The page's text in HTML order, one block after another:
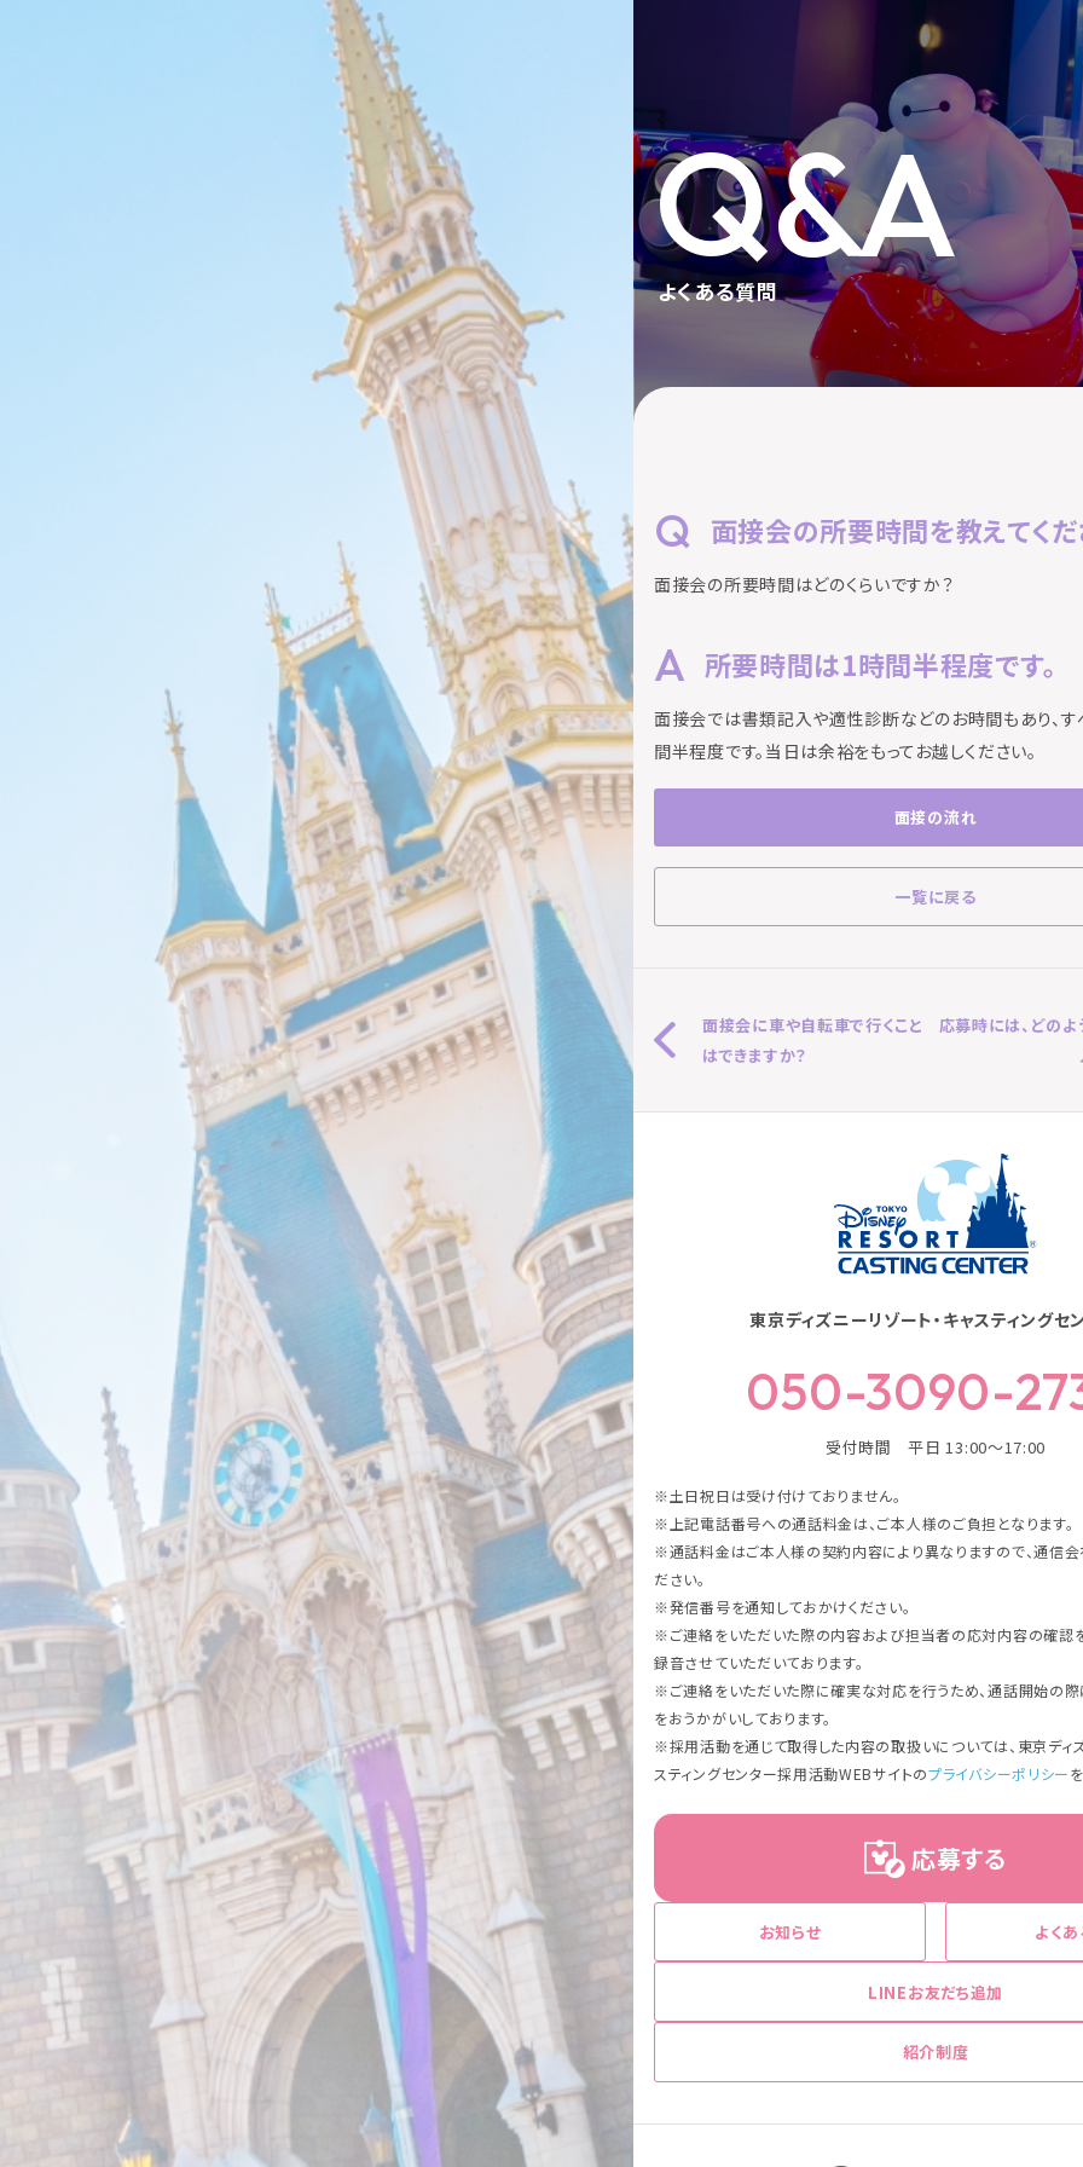
Q&A
よくある質問
面接会の所要時間を教えてくだ
面接会の所要時間はどのくらいですか？
所要時間は1時間半程度です。
面接会では書類記入や適性診断などのお時間もあり、
間半程度です。当日は余裕をもってお越しください。
面接の流れ
一覧に戻る
面接会に車や自転車で行くこと
はできますか？
応募時には、どのよ
東京ディズニーリゾート・キャスティングセ
050-3090-
受付時間 平日 13:00～17:00
※土日祝日は受け付けておりません。
※上記電話番号への通話料金は、ご本人様のご負担となります。
※通話料金はご本人様の契約内容により異なりますので、通信
ださい。
※発信番号を通知しておかけください。
※ご連絡をいただいた際の内容および担当者の応対内容の確認
録音させていただいております。
※ご連絡をいただいた際に確実な対応を行うため、通話開始の
をおうかがいしております。
※採用活動を通じて取得した内容の取扱いについては、東京ディズ
スティングセンター採用活動WEBサイトのプライバシーポリシー
応募する
お知らせ よく
LINEお友だち追加
紹介制度